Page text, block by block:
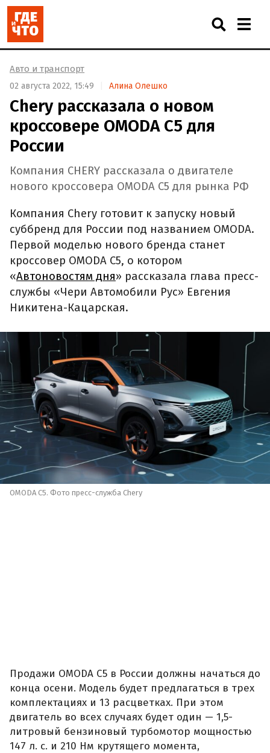
Авто и транспорт
02 августа 2022, 15:49 Алина Олешко
Chery рассказала о новом
кроссовере OMODA C5 для
России
Компания CHERY рассказала о двигателе
нового кроссовера OMODA C5 для рынка РФ
Компания Chery готовит к запуску новый
суббренд для России под названием OMODA.
Первой моделью нового бренда станет
кроссовер OMODA C5, о котором
«Автоновостям дня» рассказала глава пресс-
службы «Чери Автомобили Рус» Евгения
Никитена-Кацарская.
OMODA C5. Фото пресс-служба Chery
Продажи OMODA C5 в России должны начаться до
конца осени. Модель будет предлагаться в трех
комплектациях и 13 расцветках. При этом
двигатель во всех случаях будет один — 1,5-
литровый бензиновый турбомотор мощностью
147 л. с. и 210 Нм крутящего момента,